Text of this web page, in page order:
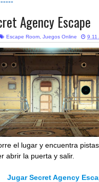
Agency Escape
Escape Room, Juegos Online
el lugar y encuentra
abrir la puerta y salir.
Jugar Secret Agency